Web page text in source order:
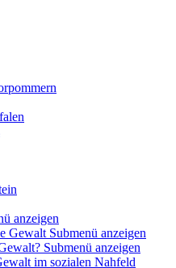
anzeigen
Gewalt Submenü anzeigen
Submenü anzeigen
im sozialen Nahfeld